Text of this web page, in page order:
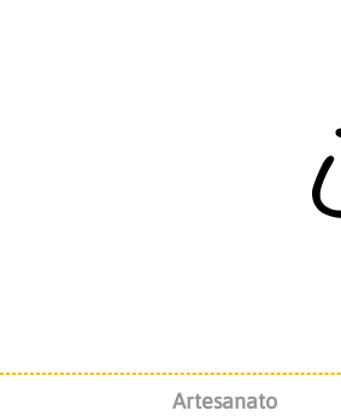
Artesanato